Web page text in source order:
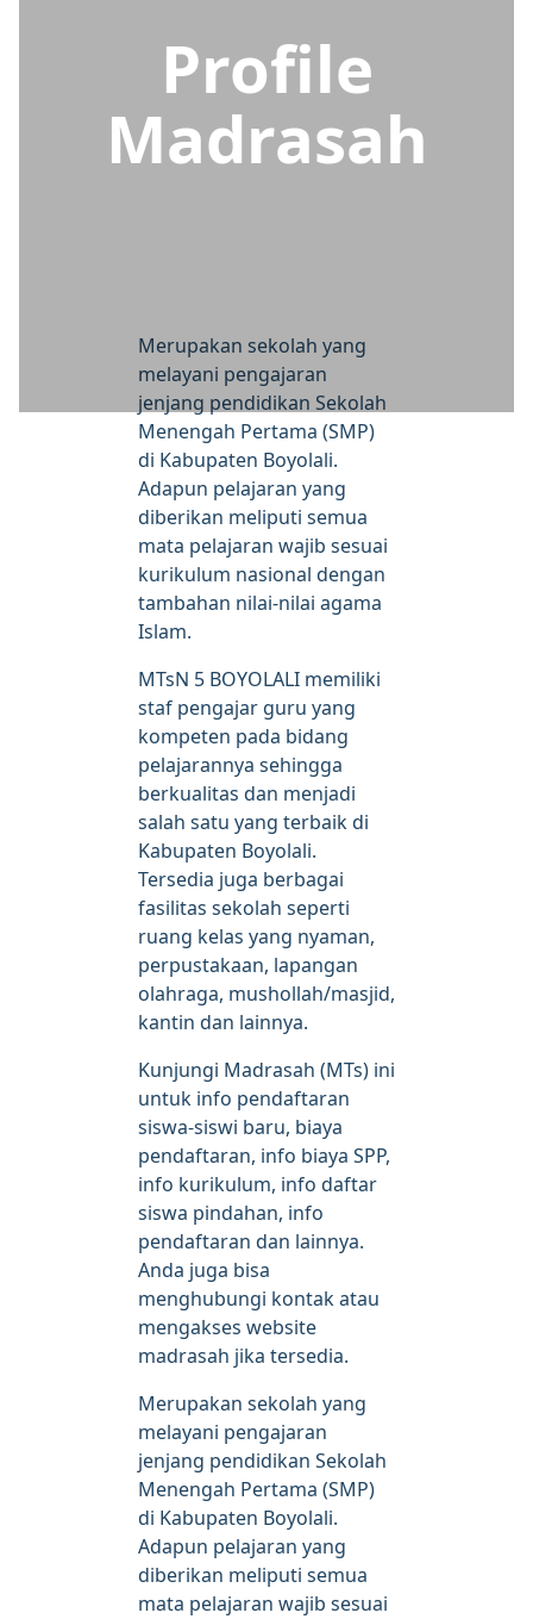
Profile
Madrasah
Merupakan sekolah yang
melayani pengajaran
jenjang pendidikan Sekolah
Menengah Pertama (SMP)
di Kabupaten Boyolali.
Adapun pelajaran yang
diberikan meliputi semua
mata pelajaran wajib sesuai
kurikulum nasional dengan
tambahan nilai-nilai agama
Islam.
MTsN 5 BOYOLALI memiliki
staf pengajar guru yang
kompeten pada bidang
pelajarannya sehingga
berkualitas dan menjadi
salah satu yang terbaik di
Kabupaten Boyolali.
Tersedia juga berbagai
fasilitas sekolah seperti
ruang kelas yang nyaman,
perpustakaan, lapangan
olahraga, mushollah/masjid,
kantin dan lainnya.
Kunjungi Madrasah (MTs) ini
untuk info pendaftaran
siswa-siswi baru, biaya
pendaftaran, info biaya SPP,
info kurikulum, info daftar
siswa pindahan, info
pendaftaran dan lainnya.
Anda juga bisa
menghubungi kontak atau
mengakses website
madrasah jika tersedia.
Merupakan sekolah yang
melayani pengajaran
jenjang pendidikan Sekolah
Menengah Pertama (SMP)
di Kabupaten Boyolali.
Adapun pelajaran yang
diberikan meliputi semua
mata pelajaran wajib sesuai